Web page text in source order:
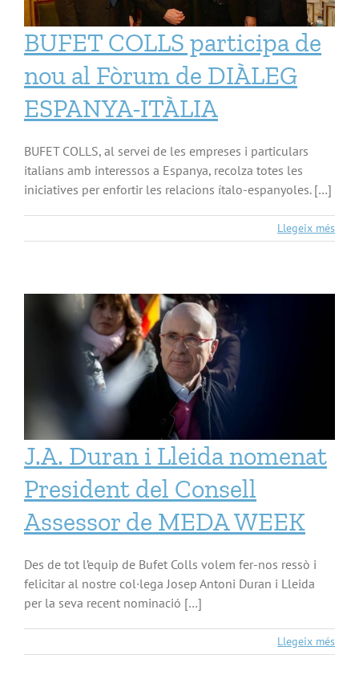
BUFET COLLS participa de
nou al Fòrum de DIÀLEG
ESPANYA-ITÀLIA
BUFET COLLS, al servei de les empreses i particulars
italians amb interessos a Espanya, recolza totes les
iniciatives per enfortir les relacions ítalo-espanyoles. […]
Llegeix més
J.A. Duran i Lleida nomenat
President del Consell
Assessor de MEDA WEEK
Des de tot l’equip de Bufet Colls volem fer-nos ressò i
felicitar al nostre col·lega Josep Antoni Duran i Lleida
per la seva recent nominació […]
Llegeix més